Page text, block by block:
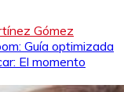
Gómez
Guía optimizada
El momento